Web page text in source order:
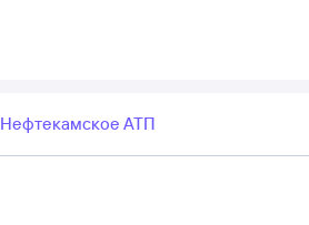
Нефтекамское АТП